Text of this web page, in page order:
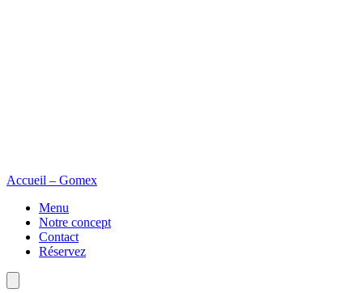
Accueil – Gomex
Menu
Notre concept
Contact
Réservez